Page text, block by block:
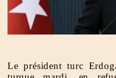
Le président turc